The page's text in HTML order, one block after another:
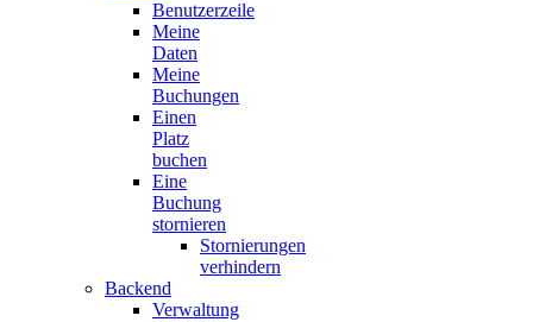
Benutzerzeile
Meine
Daten
Meine
Buchungen
Einen
Platz
buchen
Eine
Buchung
stornieren
Stornierungen
verhindern
Backend
Verwaltung